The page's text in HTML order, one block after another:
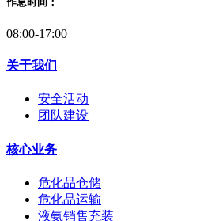
08:00-17:00
关于我们
安全活动
团队建设
核心业务
危化品仓储
危化品运输
液氨销售充装